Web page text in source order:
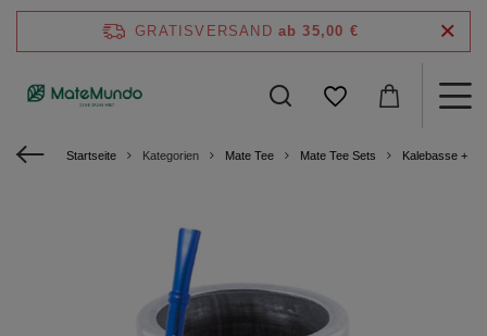
GRATISVERSAND ab 35,00 €
Startseite Kategorien Mate Tee Mate Tee Sets Kalebasse +